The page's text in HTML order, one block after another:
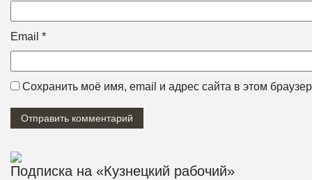
Email *
Сохранить моё имя, email и адрес сайта в этом
Подписка на «Кузнецкий рабочий»